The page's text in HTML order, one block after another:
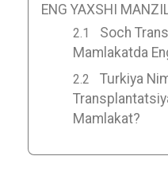
ENG YAXSHI
Soch
Mamlakatda
Turkiya
Mamlakat?